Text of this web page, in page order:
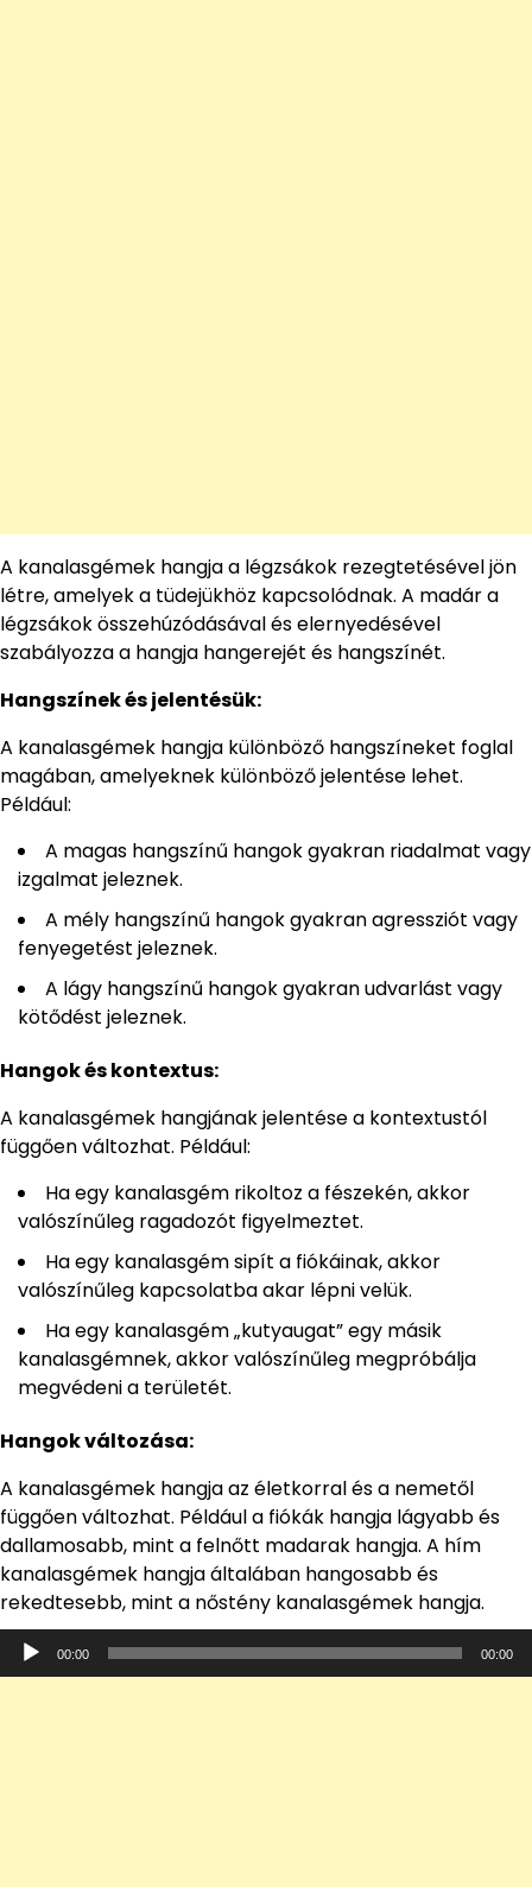
A kanalasgémek hangja a légzsákok rezegtetésével jön
létre, amelyek a tüdejükhöz kapcsolódnak. A madár a
légzsákok összehúzódásával és elernyedésével
szabályozza a hangja hangerejét és hangszínét.
Hangszínek és jelentésük:
A kanalasgémek hangja különböző hangszíneket foglal
magában, amelyeknek különböző jelentése lehet.
Például:
A magas hangszínű hangok gyakran riadalmat vagy
izgalmat jeleznek.
A mély hangszínű hangok gyakran agressziót vagy
fenyegetést jeleznek.
A lágy hangszínű hangok gyakran udvarlást vagy
kötődést jeleznek.
Hangok és kontextus:
A kanalasgémek hangjának jelentése a kontextustól
függően változhat. Például:
Ha egy kanalasgém rikoltoz a fészekén, akkor
valószínűleg ragadozót figyelmeztet.
Ha egy kanalasgém sipít a fiókáinak, akkor
valószínűleg kapcsolatba akar lépni velük.
Ha egy kanalasgém „kutyaugat” egy másik
kanalasgémnek, akkor valószínűleg megpróbálja
megvédeni a területét.
Hangok változása:
A kanalasgémek hangja az életkorral és a nemetől
függően változhat. Például a fiókák hangja lágyabb és
dallamosabb, mint a felnőtt madarak hangja. A hím
kanalasgémek hangja általában hangosabb és
rekedtesebb, mint a nőstény kanalasgémek hangja.
Audió
lejátszó
00:00 00:00